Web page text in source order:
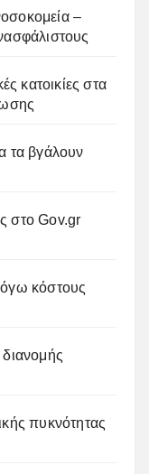
–
κατοικίες στα
τα βγάλουν
στο Gov.gr
κόστους
πυκνότητας